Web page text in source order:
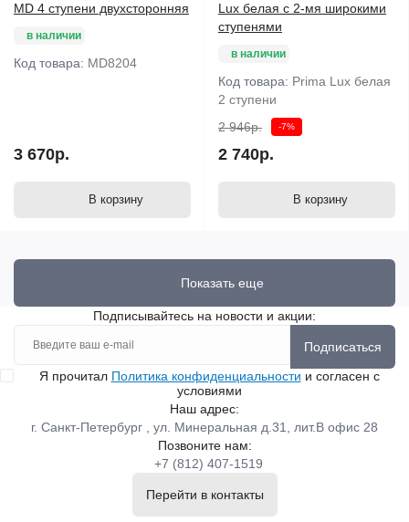
MD 4 ступени двухсторонняя
в наличии
Код товара: MD8204
3 670р.
В корзину
Lux белая с 2-мя широкими
ступенями
в наличии
Код товара: Prima Lux белая
2 ступени
2 946р.
-7%
2 740р.
В корзину
Показать еще
Подписывайтесь на новости и акции:
Подписаться
Я прочитал Политика конфиденциальности и согласен с
условиями
Наш адрес:
г. Санкт-Петербург , ул. Минеральная д.31, лит.В офис 28
Позвоните нам:
+7 (812) 407-1519
Перейти в контакты